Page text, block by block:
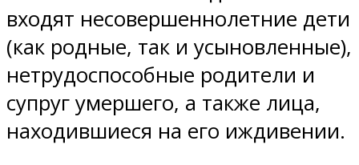
входят несовершеннолетние дети
(как родные, так и усыновленные),
нетрудоспособные родители и
супруг умершего, а также лица,
находившиеся на его иждивении.